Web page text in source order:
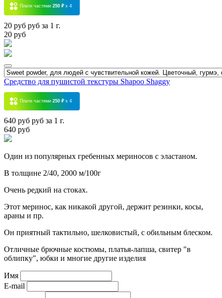
Плати частями 250 ₽ x 4
20 руб руб за 1 г.
20 руб
Средство для пушистой текстуры Shapoo Shaggy
Плати частями 250 ₽ x 4
640 руб руб за 1 г.
640 руб
Один из популярных гребенных мериносов с эластаном.
В толщине 2/40, 2000 м/100г
Очень редкий на стоках.
Этот меринос, как никакой другой, держит резинки, косы,
араны и пр.
Он приятный тактильно, шелковистый, с обильным блеском.
Отличные брючные костюмы, платья-лапша, свитер "в
облипку", юбки и многие другие изделия
Имя
E-mail